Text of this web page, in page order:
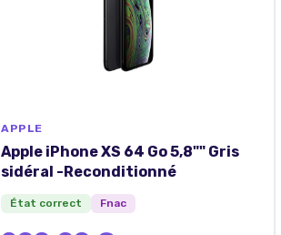
APPLE
Apple iPhone XS 64 Go 5,8"" Gris
sidéral -Reconditionné
État correct Fnac